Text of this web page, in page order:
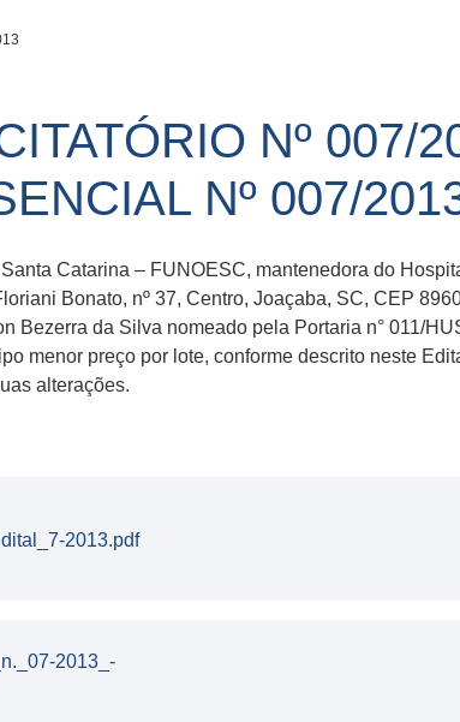
Nº 007/
Nº 007/
Catarina – FUNOESC, mantenedora do
Bonato, nº 37, Centro, Joaçaba, SC, CEP
Bezerra da Silva nomeado pela Portaria n° 011/
menor preço por lote, conforme descrito neste
alterações.
2013.pdf
2013_-